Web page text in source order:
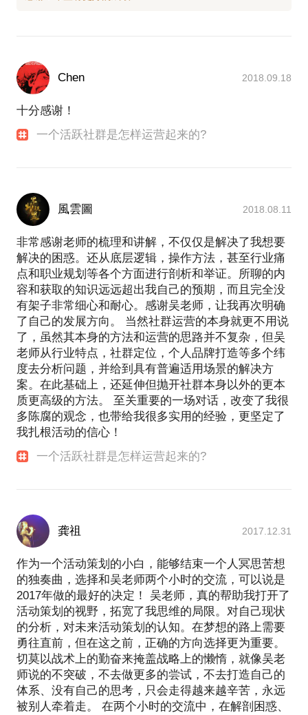
Chen 2018.09.18
十分感谢！
一个活跃社群是怎样运营起来的?
風雲圖 2018.08.11
非常感谢老师的梳理和讲解，不仅仅是解决了我想要
解决的困惑。还从底层逻辑，操作方法，甚至行业痛
点和职业规划等各个方面进行剖析和举证。所聊的内
容和获取的知识远远超出我自己的预期，而且完全没
有架子非常细心和耐心。感谢吴老师，让我再次明确
了自己的发展方向。 当然社群运营的本身就更不用说
了，虽然其本身的方法和运营的思路并不复杂，但吴
老师从行业特点，社群定位，个人品牌打造等多个纬
度去分析问题，并给到具有普遍适用场景的解决方
案。在此基础上，还延伸但抛开社群本身以外的更本
质更高级的方法。 至关重要的一场对话，改变了我很
多陈腐的观念，也带给我很多实用的经验，更坚定了
我扎根活动的信心！
一个活跃社群是怎样运营起来的?
龚祖 2017.12.31
作为一个活动策划的小白，能够结束一个人冥思苦想
的独奏曲，选择和吴老师两个小时的交流，可以说是
2017年做的最好的决定！ 吴老师，真的帮助我打开了
活动策划的视野，拓宽了我思维的局限。对自己现状
的分析，对未来活动策划的认知。在梦想的路上需要
勇往直前，但在这之前，正确的方向选择更为重要。
切莫以战术上的勤奋来掩盖战略上的懒惰，就像吴老
师说的不突破，不去做更多的尝试，不去打造自己的
体系、没有自己的思考，只会走得越来越辛苦，永远
被别人牵着走。 在两个小时的交流中，在解剖困惑、